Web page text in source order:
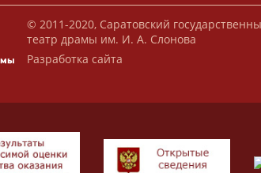
© 2011-2020, Саратовский
театр драмы им. И. А. Слонова
Разработка сайта